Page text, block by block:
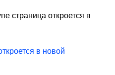
страница откроется в
в новой